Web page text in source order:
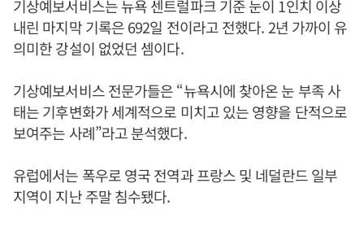
기상예보서비스는 뉴욕 센트럴파크 기준 눈이 1인치 이상
내린 마지막 기록은 692일 전이라고 전했다. 2년 가까이 유
의미한 강설이 없었던 셈이다.
기상예보서비스 전문가들은 “뉴욕시에 찾아온 눈 부족 사
태는 기후변화가 세계적으로 미치고 있는 영향을 단적으로
보여주는 사례”라고 분석했다.
유럽에서는 폭우로 영국 전역과 프랑스 및 네덜란드 일부
지역이 지난 주말 침수됐다.